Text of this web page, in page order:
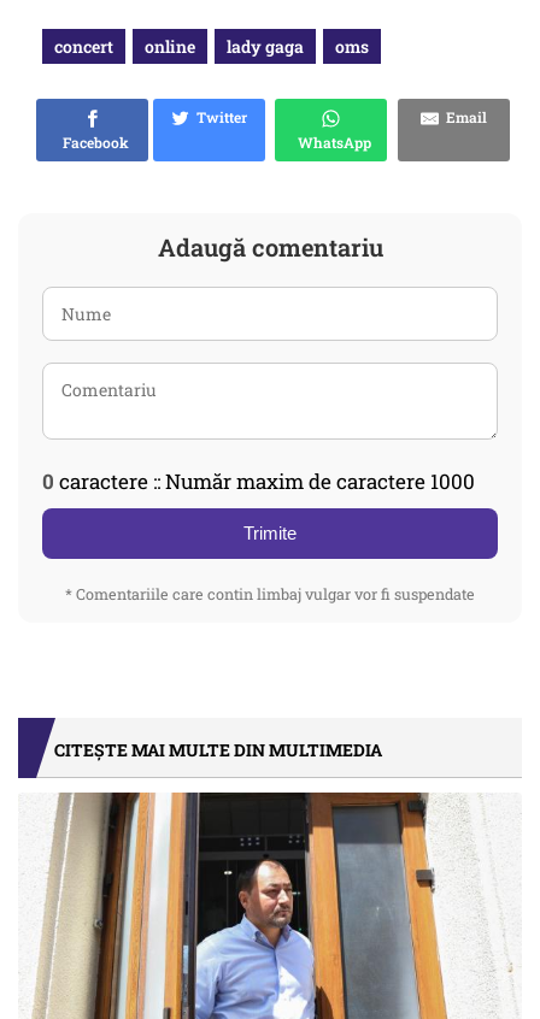
concert online lady gaga oms
Facebook
Twitter
WhatsApp
Email
Adaugă comentariu
0 caractere :: Număr maxim de caractere 1000
Trimite
* Comentariile care contin limbaj vulgar vor fi suspendate
CITEȘTE MAI MULTE DIN MULTIMEDIA